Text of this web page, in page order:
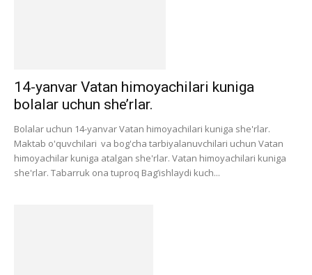
14-yanvar Vatan himoyachilari kuniga
bolalar uchun she’rlar.
Bolalar uchun 14-yanvar Vatan himoyachilari kuniga she'rlar.
Maktab o'quvchilari va bog'cha tarbiyalanuvchilari uchun Vatan
himoyachilar kuniga atalgan she'rlar. Vatan himoyachilari kuniga
she'rlar. Tabarruk ona tuproq Bag’ishlaydi kuch...